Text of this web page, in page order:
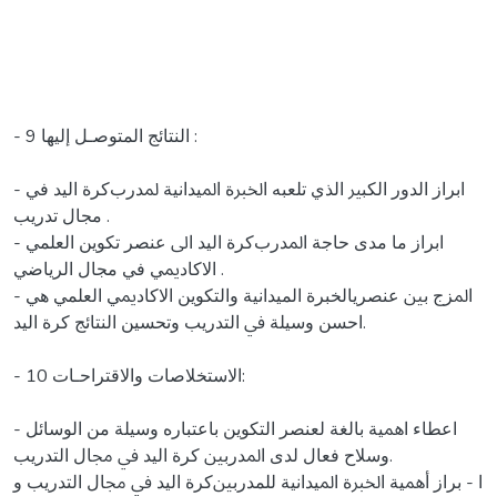
- 9 اﻟﻨﺘﺎﺋﺞ اﻟﻤﺘﻮﺻـﻞ إﻟﻴﻬﺎ :
- اﺑﺮاز اﻟﺪور اﻟﻜﺒﲑ اﻟﺬي ﺗﻠﻌﺒﻪ اﳋﱪة اﳌﻴﺪاﻧﻴﺔ ﳌﺪربﻛﺮة اﻟﻴﺪ في
مجال ﺗﺪرﻳﺐ .
- اﺑﺮاز ﻣﺎ ﻣﺪى ﺣﺎﺟﺔ اﳌﺪربﻛﺮة اﻟﻴﺪ اﱃ ﻋﻨﺼﺮ ﺗﻜﻮﻳﻦ اﻟﻌﻠﻤﻲ
اﻻﻛﺎدﳝﻲ في مجال اﻟﺮﻳﺎﺿﻲ .
- اﳌﺰج ﺑﲔ ﻋﻨﺼﺮيالخبرة الميدانية واﻟﺘﻜﻮﻳﻦ اﻻﻛﺎدﳝﻲ اﻟﻌﻠﻤﻲ ﻫﻲ
اﺣﺴﻦ وﺳﻴﻠﺔ ﰲ اﻟﺘﺪرﻳﺐ وتحسين اﻟﻨﺘﺎﺋﺞ ﻛﺮة اﻟﻴﺪ.
- 10 اﻻﺳﺘﺨﻼﺻﺎت واﻻﻗﺘﺮاﺣـﺎت:
- اﻋﻄﺎء اﳘﻴﺔ ﺑﺎﻟﻐﺔ ﻟﻌﻨﺼﺮ اﻟﺘﻜﻮﻳﻦ ﺑﺎﻋﺘﺒﺎرﻩ وﺳﻴﻠﺔ ﻣﻦ اﻟﻮﺳﺎﺋﻞ
وﺳﻼح ﻓﻌﺎل ﻟﺪى اﳌﺪرﺑﲔ ﻛﺮة اﻟﻴﺪ ﰲ ﳎﺎل اﻟﺘﺪرﻳﺐ.
ا - ﺑﺮاز أﳘﻴﺔ اﳋﱪة اﳌﻴﺪاﻧﻴﺔ ﻟﻠﻤﺪرﺑﲔﻛﺮة اﻟﻴﺪ ﰲ ﳎﺎل اﻟﺘﺪرﻳﺐ و